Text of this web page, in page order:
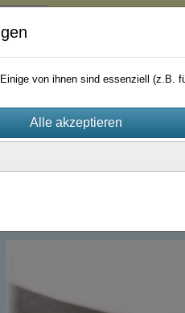
berlin
von ihnen sind essenziell (z.B.